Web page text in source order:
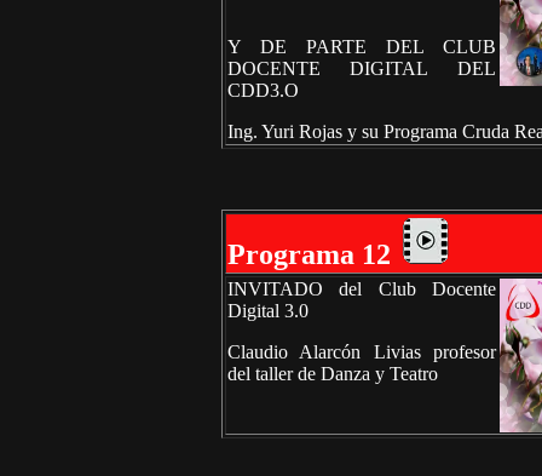
Y DE PARTE DEL CLUB
DOCENTE DIGITAL DEL
CDD3.O
Ing. Yuri Rojas y su Programa Cruda
Programa 12
INVITADO del Club Docente
Digital 3.0
Claudio Alarcón Livias profesor
del taller de Danza y Teatro